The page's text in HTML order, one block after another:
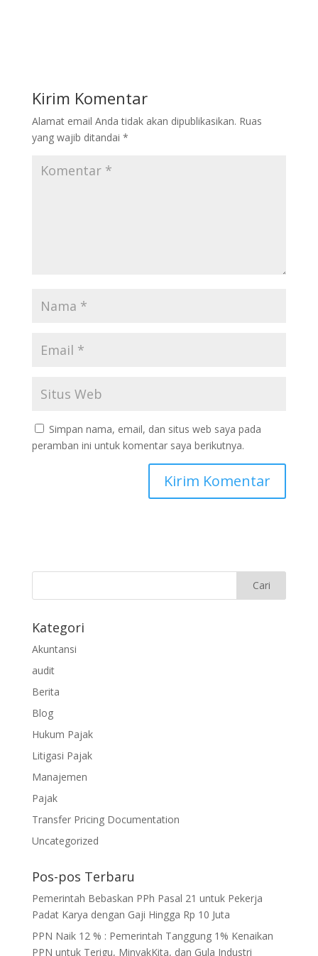
Kirim Komentar
Alamat email Anda tidak akan dipublikasikan. Ruas
yang wajib ditandai *
Simpan nama, email, dan situs web saya pada
peramban ini untuk komentar saya berikutnya.
Kategori
Akuntansi
audit
Berita
Blog
Hukum Pajak
Litigasi Pajak
Manajemen
Pajak
Transfer Pricing Documentation
Uncategorized
Pos-pos Terbaru
Pemerintah Bebaskan PPh Pasal 21 untuk Pekerja
Padat Karya dengan Gaji Hingga Rp 10 Juta
PPN Naik 12 % : Pemerintah Tanggung 1% Kenaikan
PPN untuk Terigu, MinyakKita, dan Gula Industri